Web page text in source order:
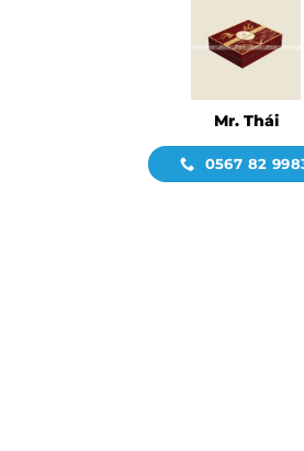
Mr. Thái
0567 82